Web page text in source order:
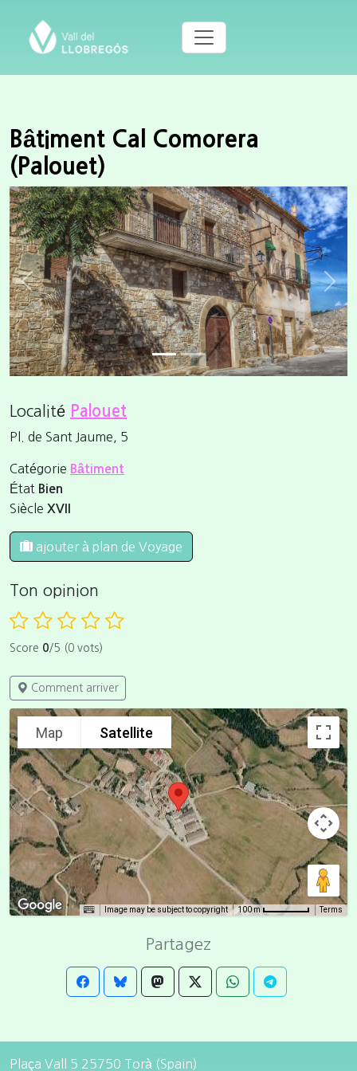
Bâtiment Cal Comorera
(Palouet)
Previous Next
Localité Palouet
Pl. de Sant Jaume, 5
Catégorie Bâtiment
État Bien
Siècle XVII
ajouter à plan de Voyage
Ton opinion
Score 0/5 (0 vots)
Comment arriver
Map Satellite
Image may be subject to copyright 100 m Terms
Partagez
Plaça Vall 5 25750 Torà (Spain)